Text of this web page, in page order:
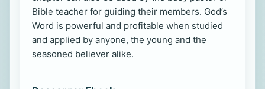
Bible teacher for guiding their members. God’s
Word is powerful and profitable when studied
and applied by anyone, the young and the
seasoned believer alike.